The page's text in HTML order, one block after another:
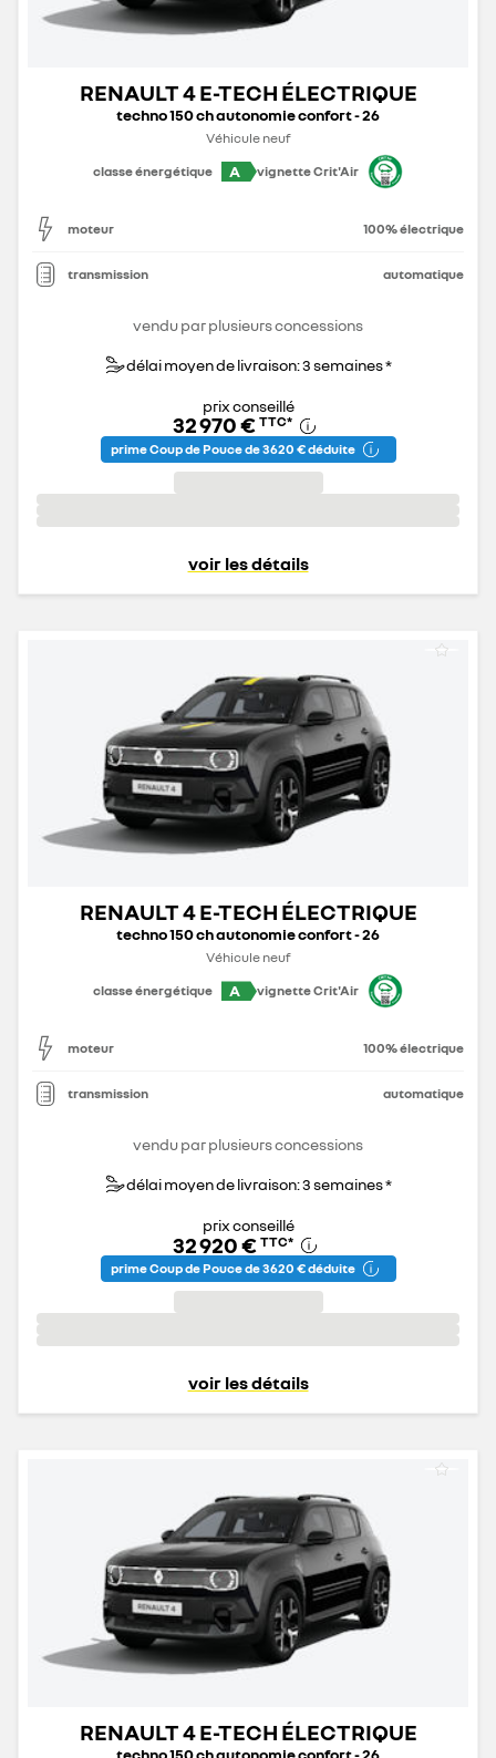
RENAULT 4 E-TECH ÉLECTRIQUE
techno 150 ch autonomie confort - 26
Véhicule neuf
classe énergétique
A vignette Crit'Air
moteur 100% électrique
transmission automatique
vendu par plusieurs concessions
délai moyen de livraison: 3 semaines *
prix conseillé
32 970 € TTC*
prime Coup de Pouce de 3 620 € déduite
voir les détails
RENAULT 4 E-TECH ÉLECTRIQUE
techno 150 ch autonomie confort - 26
Véhicule neuf
classe énergétique
A vignette Crit'Air
moteur 100% électrique
transmission automatique
vendu par plusieurs concessions
délai moyen de livraison: 3 semaines *
prix conseillé
32 920 € TTC*
prime Coup de Pouce de 3 620 € déduite
voir les détails
RENAULT 4 E-TECH ÉLECTRIQUE
techno 150 ch autonomie confort - 26